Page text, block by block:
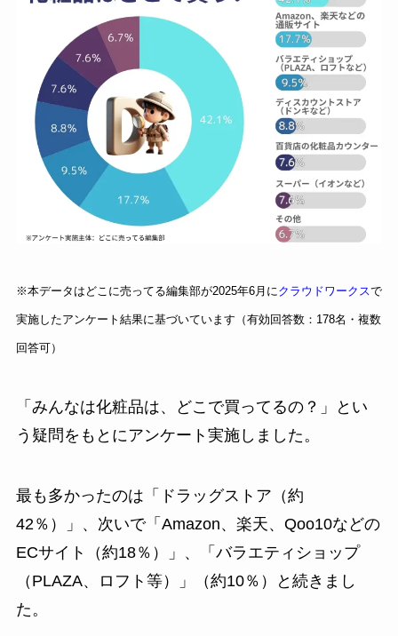
※本データはどこに売ってる編集部が2025年6月にクラウドワークスで
実施したアンケート結果に基づいています（有効回答数：178名・複数
回答可）
「みんなは化粧品は、どこで買ってるの？」とい
う疑問をもとにアンケート実施しました。
最も多かったのは「ドラッグストア（約
42％）」、次いで「Amazon、楽天、Qoo10などの
ECサイト（約18％）」、「バラエティショップ
（PLAZA、ロフト等）」（約10％）と続きまし
た。